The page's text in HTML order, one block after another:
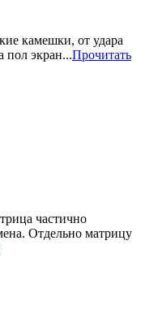
камешки, от удара
пол экран...Прочитать
частично
Отдельно матрицу